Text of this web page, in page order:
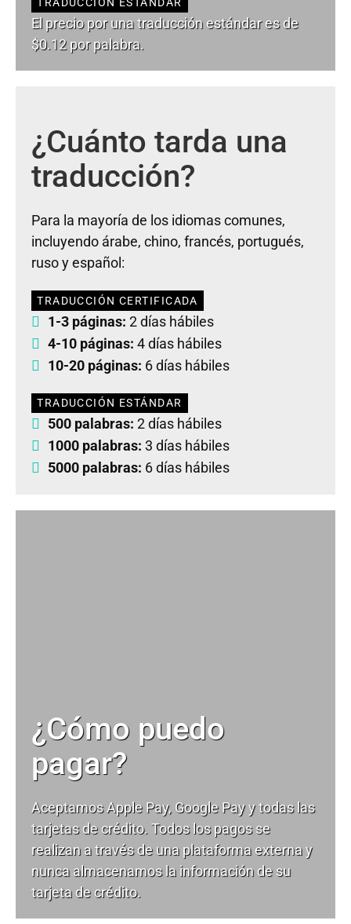
El precio por una traducción estándar es de
$0.12 por palabra.
¿Cuánto tarda una
traducción?
Para la mayoría de los idiomas comunes,
incluyendo árabe, chino, francés, portugués,
ruso y español:
TRADUCCIÓN CERTIFICADA
1-3 páginas: 2 días hábiles
4-10 páginas: 4 días hábiles
10-20 páginas: 6 días hábiles
TRADUCCIÓN ESTÁNDAR
500 palabras: 2 días hábiles
1000 palabras: 3 días hábiles
5000 palabras: 6 días hábiles
¿Cómo puedo
pagar?
Aceptamos Apple Pay, Google Pay y todas las
tarjetas de crédito. Todos los pagos se
realizan a través de una plataforma externa y
nunca almacenamos la información de su
tarjeta de crédito.